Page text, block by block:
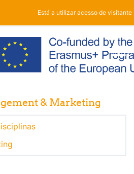
Está a utilizar acesso de visitante
& Marketing